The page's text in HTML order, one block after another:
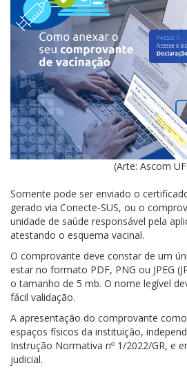
(Arte: Ascom
Somente pode ser enviado o
gerado via Conecte-SUS, ou o
unidade de saúde responsável pela
atestando o esquema vacinal.
O comprovante deve constar de um
estar no formato PDF, PNG ou JPEG
o tamanho de 5 mb. O nome legível
fácil validação.
A apresentação do comprovante
espaços físicos da instituição,
Instrução Normativa nº 1/2022/GR, e
judicial.